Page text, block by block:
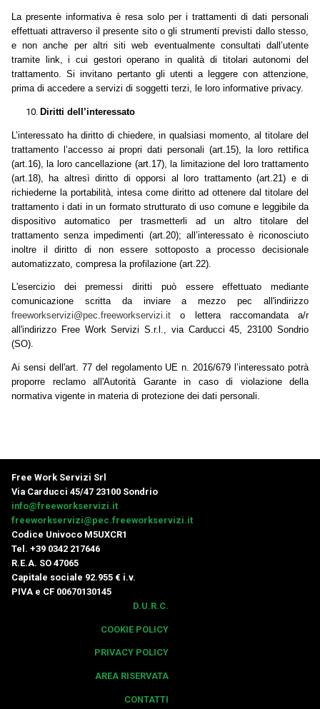
La presente informativa è resa solo per i trattamenti di dati personali
effettuati attraverso il presente sito o gli strumenti previsti dallo stesso,
e non anche per altri siti web eventualmente consultati dall’utente
tramite link, i cui gestori operano in qualità di titolari autonomi del
trattamento. Si invitano pertanto gli utenti a leggere con attenzione,
prima di accedere a servizi di soggetti terzi, le loro informative privacy.
Diritti dell’interessato
L’interessato ha diritto di chiedere, in qualsiasi momento, al titolare del
trattamento l’accesso ai propri dati personali (art.15), la loro rettifica
(art.16), la loro cancellazione (art.17), la limitazione del loro trattamento
(art.18), ha altresì diritto di opporsi al loro trattamento (art.21) e di
richiederne la portabilità, intesa come diritto ad ottenere dal titolare del
trattamento i dati in un formato strutturato di uso comune e leggibile da
dispositivo automatico per trasmetterli ad un altro titolare del
trattamento senza impedimenti (art.20); all’interessato è riconosciuto
inoltre il diritto di non essere sottoposto a processo decisionale
automatizzato, compresa la profilazione (art.22).
L'esercizio dei premessi diritti può essere effettuato mediante
comunicazione scritta da inviare a mezzo pec all'indirizzo
freeworkservizi@pec.freeworkservizi.it o lettera raccomandata a/r
all'indirizzo Free Work Servizi S.r.l., via Carducci 45, 23100 Sondrio
(SO).
Ai sensi dell'art. 77 del regolamento UE n. 2016/679 l’interessato potrà
proporre reclamo all'Autorità Garante in caso di violazione della
normativa vigente in materia di protezione dei dati personali.
Free Work Servizi Srl
Via Carducci 45/47 23100 Sondrio
info@freeworkservizi.it
freeworkservizi@pec.freeworkservizi.it
Codice Univoco M5UXCR1
Tel. +39 0342 217646
R.E.A. SO 47065
Capitale sociale 92.955 € i.v.
PIVA e CF 00670130145
D.U.R.C.
COOKIE POLICY
PRIVACY POLICY
AREA RISERVATA
CONTATTI